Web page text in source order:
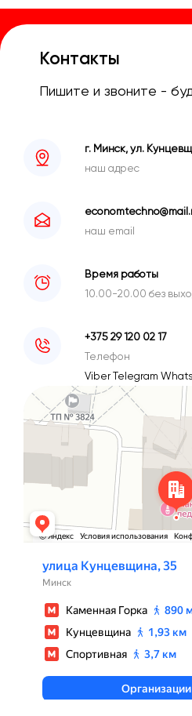
Контакты
Пишите и звоните -
г. Минск, ул.
наш адрес
наш email
Время работы
10.00-20.00 без
+375 29 120 02 17
Телефон
ViberTelegram
Минск
Улица Кунцевщина, 35 — Яндекс Карты